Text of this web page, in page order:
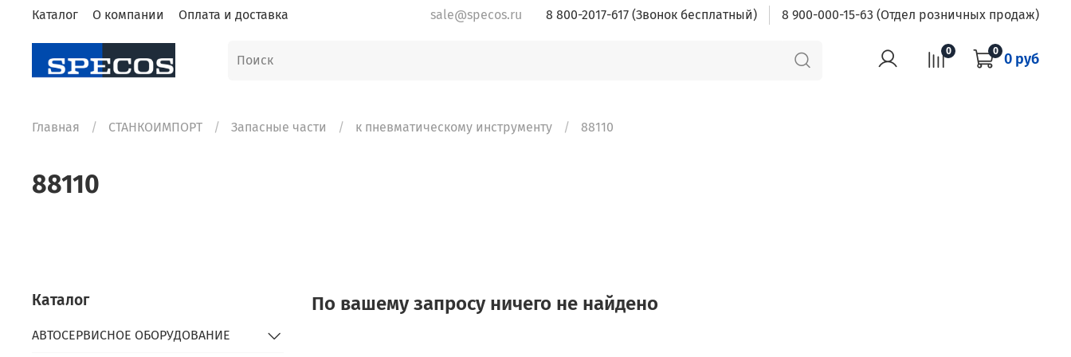
Каталог О компании Оплата и доставка sale@specos.ru 8 800-2017-617 (Звонок бесплатный) 8 900-000-15-63 (Отдел розничных продаж)
0 0 0 руб
Главная СТАНКОИМПОРТ Запасные части к пневматическому инструменту 88110
88110
По вашему запросу ничего не найдено
Каталог
АВТОСЕРВИСНОЕ ОБОРУДОВАНИЕ